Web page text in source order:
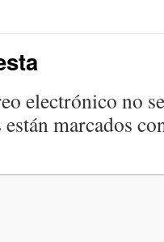
electrónico no
marcados